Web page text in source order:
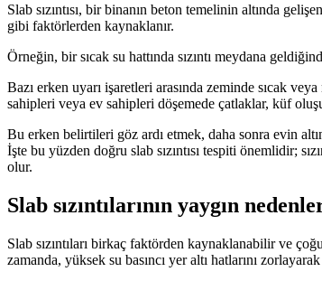
Slab sızıntısı, bir binanın beton temelinin altında
gibi faktörlerden kaynaklanır.
Örneğin, bir sıcak su hattında sızıntı meydana
Bazı erken uyarı işaretleri arasında zeminde sıcak
sahipleri veya ev sahipleri döşemede çatlaklar, küf
Bu erken belirtileri göz ardı etmek, daha sonra evin
İşte bu yüzden doğru slab sızıntısı tespiti önemlidir;
olur.
Slab sızıntılarının yaygın
Slab sızıntıları birkaç faktörden kaynaklanabilir ve
zamanda, yüksek su basıncı yer altı hatlarını